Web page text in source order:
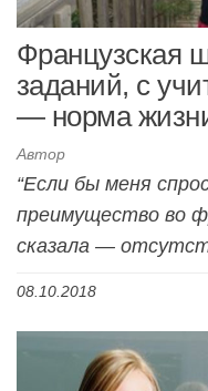
Французская
заданий, с
— норма
Автор
“Если бы меня
преимущество во
сказала —
08.10.2018